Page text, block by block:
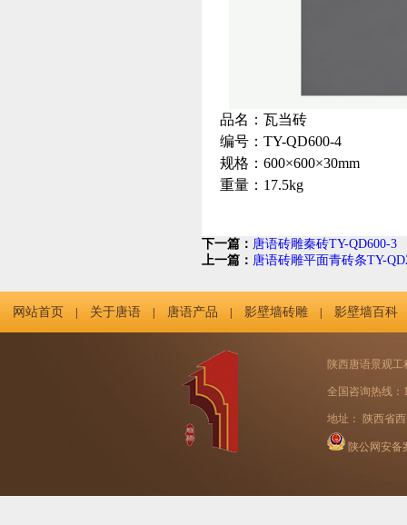
品名：瓦当砖
编号：TY-QD600-4
规格：600×600×30mm
重量：17.5kg
下一篇： 唐语砖雕秦砖TY-QD600-3
上一篇： 唐语砖雕平面青砖条TY-
网站首页 关于唐语 唐语产品 影壁墙砖雕 影壁墙百科
陕西唐语景观
全国咨询热线：
地址： 陕西省
陕公网安备